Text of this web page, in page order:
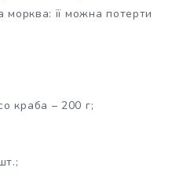
морква: її можна потерти
краба – 200 г;